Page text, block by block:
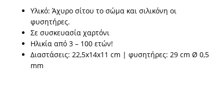
Υλικό: Άχυρο σίτου το σώμα και σιλικόνη οι
φυσητήρες.
Σε συσκευασία χαρτόνι
Ηλικία από 3 – 100 ετών!
Διαστάσεις: 22,5x14x11 cm | φυσητήρες: 29 cm Ø 0,5
mm